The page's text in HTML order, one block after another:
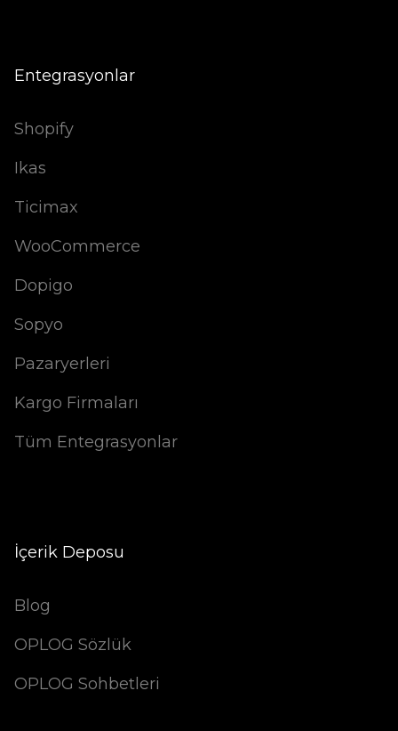
Entegrasyonlar
Shopify
Ikas
Ticimax
WooCommerce
Dopigo
Sopyo
Pazaryerleri
Kargo Firmaları
Tüm Entegrasyonlar
İçerik Deposu
Blog
OPLOG Sözlük
OPLOG Sohbetleri